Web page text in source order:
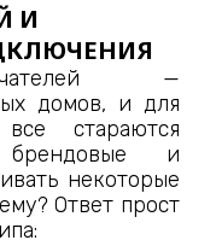
И
—
домов, и для
стараются
брендовые и
некоторые
Ответ прост